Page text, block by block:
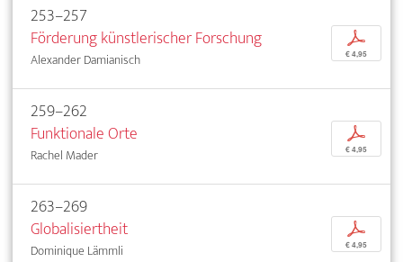
253–257
Förderung künstlerischer Forschung
Alexander Damianisch
p
€ 4,95
259–262
Funktionale Orte
Rachel Mader
p
€ 4,95
263–269
Globalisiertheit
Dominique Lämmli
p
€ 4,95